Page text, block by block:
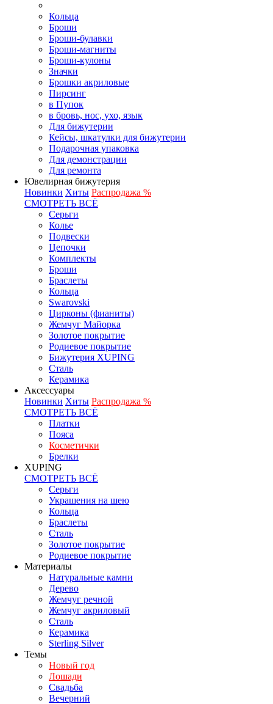
Кольца
Броши
Броши-булавки
Броши-магниты
Броши-кулоны
Значки
Брошки акриловые
Пирсинг
в Пупок
в бровь, нос, ухо, язык
Для бижутерии
Кейсы, шкатулки для бижутерии
Подарочная упаковка
Для демонстрации
Для ремонта
Ювелирная бижутерия
Новинки Хиты Распродажа %
СМОТРЕТЬ ВСЁ
Серьги
Колье
Подвески
Цепочки
Комплекты
Броши
Браслеты
Кольца
Swarovski
Цирконы (фианиты)
Жемчуг Майорка
Золотое покрытие
Родиевое покрытие
Бижутерия XUPING
Сталь
Керамика
Аксессуары
Новинки Хиты Распродажа %
СМОТРЕТЬ ВСЁ
Платки
Пояса
Косметички
Брелки
XUPING
СМОТРЕТЬ ВСЁ
Серьги
Украшения на шею
Кольца
Браслеты
Сталь
Золотое покрытие
Родиевое покрытие
Материалы
Натуральные камни
Дерево
Жемчуг речной
Жемчуг акриловый
Сталь
Керамика
Sterling Silver
Темы
Новый год
Лошади
Свадьба
Вечерний